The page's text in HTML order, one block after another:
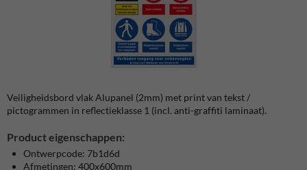
Veiligheidsbord vlak Alupanel (2mm) met print van tekst /
pictogrammen in reflectieklasse 1 (incl. anti-graffiti laminaat).
Product eigenschappen:
Ontwerpcode: 7b1d6d
Afmetingen: 400x600mm